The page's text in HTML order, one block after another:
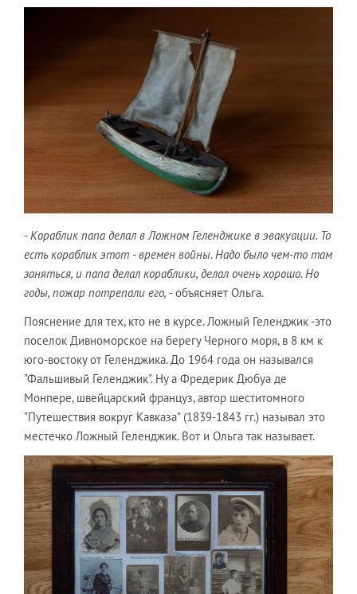
- Кораблик папа делал в Ложном Геленджике в эвакуации. То
есть кораблик этот - времен войны. Надо было чем-то там
заняться, и папа делал кораблики, делал очень хорошо. Но
годы, пожар потрепали его, - объясняет Ольга.
Пояснение для тех, кто не в курсе. Ложный Геленджик -это
поселок Дивноморское на берегу Черного моря, в 8 км к
юго-востоку от Геленджика. До 1964 года он назывался
"Фальшивый Геленджик". Ну а Фредерик Дюбуа де
Монпере, швейцарский француз, автор шеститомного
"Путешествия вокруг Кавказа" (1839-1843 гг.) называл это
местечко Ложный Геленджик. Вот и Ольга так называет.